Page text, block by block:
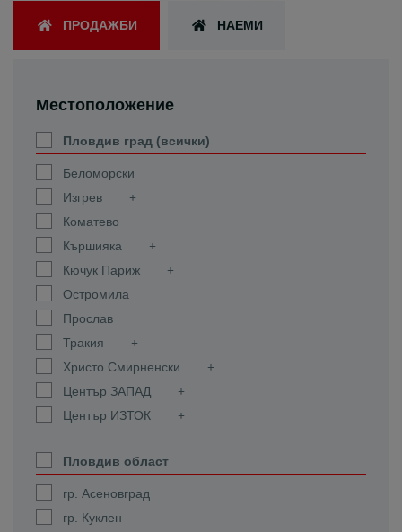
ПРОДАЖБИ НАЕМИ
Местоположение
Пловдив град (всички)
Беломорски
Изгрев
Коматево
Кършияка
Кючук Париж
Остромила
Прослав
Тракия
Христо Смирненски
Център ЗАПАД
Център ИЗТОК
Пловдив област
гр. Асеновград
гр. Куклен